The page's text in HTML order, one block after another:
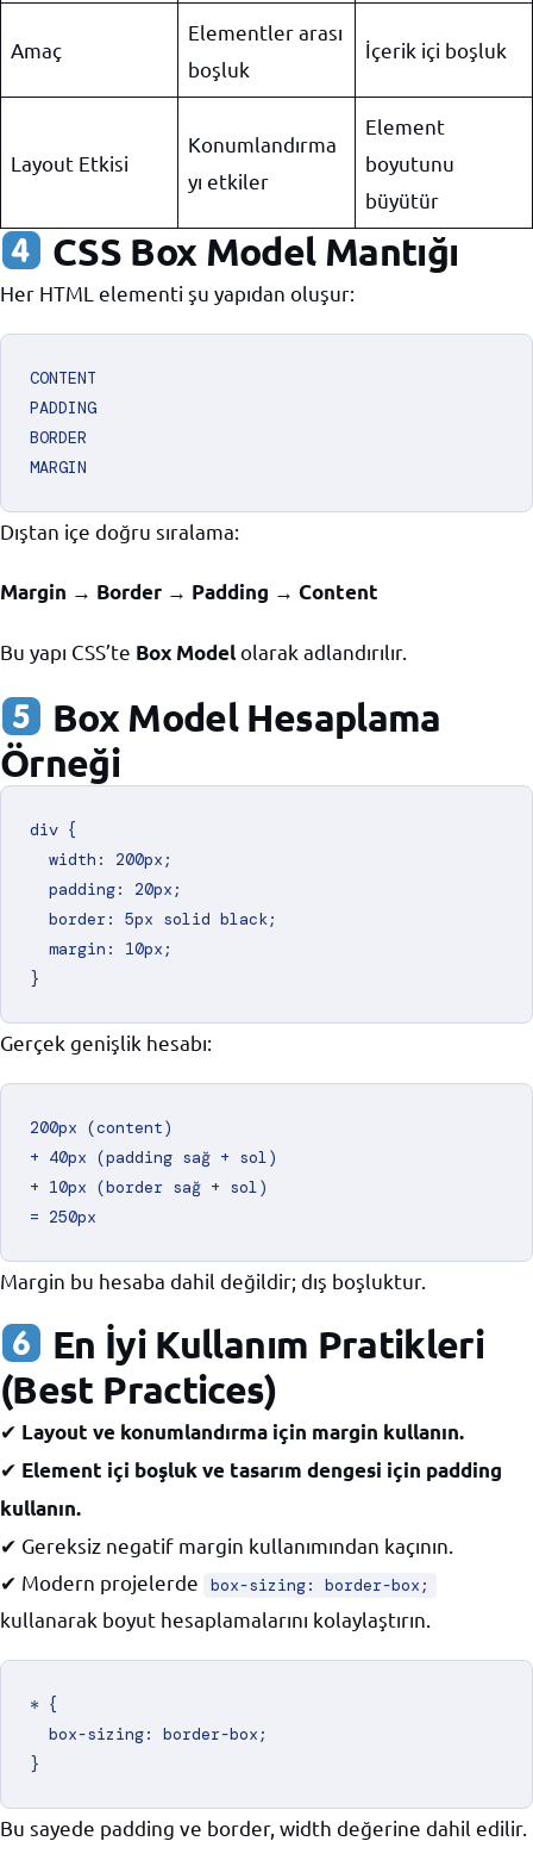
Amaç
Elementler arası
boşluk
İçerik içi boşluk
Layout Etkisi
Konumlandırma
yı etkiler
Element
boyutunu
büyütür
CSS Box Model Mantığı
Her HTML elementi şu yapıdan oluşur:
CONTENT
PADDING
BORDER
Dıştan içe doğru sıralama:
Margin → Border → Padding → Content
Bu yapı CSS’te Box Modelolarak adlandırılır.
Box Model Hesaplama
Örneği
div {
Gerçek genişlik hesabı:
200px (content)
+ 40px (padding sağ + sol)
+ 10px (border sağ + sol)
Margin bu hesaba dahil değildir; dış boşluktur.
En İyi Kullanım Pratikleri
(Best Practices)
✔ Layout ve konumlandırma için margin kullanın.
✔ Element içi boşluk ve tasarım dengesi için padding
kullanın.
✔ Gereksiz negatif margin kullanımından kaçının.
✔ Modern projelerde
box-sizing: border-box;
kullanarak boyut hesaplamalarını kolaylaştırın.
* {
Bu sayede padding ve border, width değerine dahil edilir.